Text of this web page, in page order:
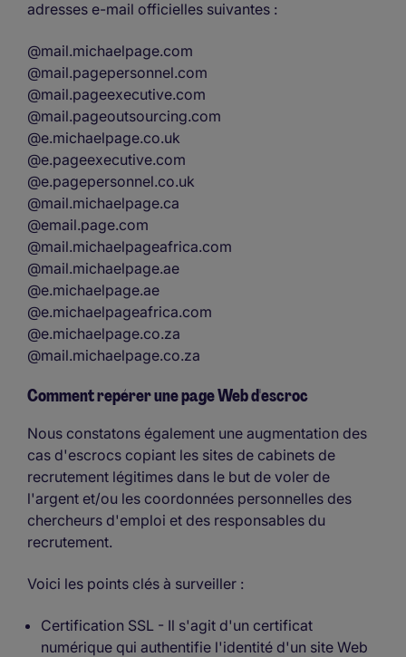
adresses e-mail officielles suivantes :
@mail.michaelpage.com
@mail.pagepersonnel.com
@mail.pageexecutive.com
@mail.pageoutsourcing.com
@e.michaelpage.co.uk
@e.pageexecutive.com
@e.pagepersonnel.co.uk
@mail.michaelpage.ca
@email.page.com
@mail.michaelpageafrica.com
@mail.michaelpage.ae
@e.michaelpage.ae
@e.michaelpageafrica.com
@e.michaelpage.co.za
@mail.michaelpage.co.za
Comment repérer une page Web d'escroc
Nous constatons également une augmentation des
cas d'escrocs copiant les sites de cabinets de
recrutement légitimes dans le but de voler de
l'argent et/ou les coordonnées personnelles des
chercheurs d'emploi et des responsables du
recrutement.
Voici les points clés à surveiller :
Certification SSL - Il s'agit d'un certificat
numérique qui authentifie l'identité d'un site Web